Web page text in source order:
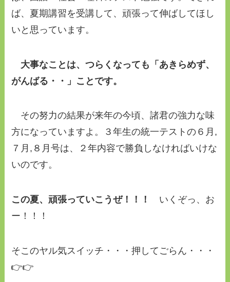
ば、夏期講習を受講して、頑張って伸ばしてほし
いと思っています。
大事なことは、つらくなっても「あきらめず、
がんばる・・」ことです。
その努力の結果が来年の今頃、諸君の強力な味
方になっていますよ。３年生の統一テストの６月,
７月,８月号は、２年内容で勝負しなければいけな
いのです。
この夏、頑張っていこうぜ！！！
いくぞっ、お
ー！！！
そこのヤル気スイッチ・・・押してごらん・・・
👉👉